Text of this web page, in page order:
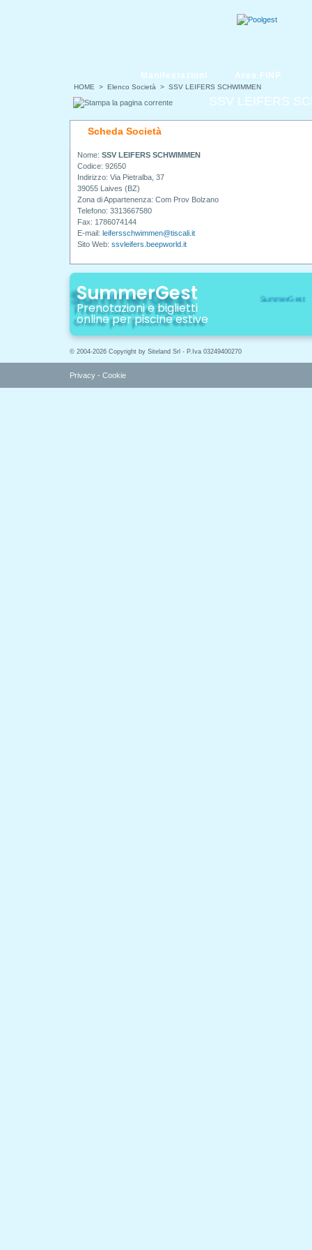
HOME > Elenco Società > SSV LEIFERS SCHWIMMEN
Manifestazioni Area FINP
SSV LEIFERS
Scheda Società
Nome: SSV LEIFERS SCHWIMMEN
Codice: 92650
Indirizzo: Via Pietralba, 37
39055 Laives (BZ)
Zona di Appartenenza: Com Prov Bolzano
Telefono: 3313667580
Fax: 1786074144
E-mail: leifersschwimmen@tiscali.it
Sito Web: ssvleifers.beepworld.it
SummerGest
Prenotazioni e biglietti
online per piscine estive
© 2004-2026 Copyright by Siteland Srl - P.Iva 03249400270
Privacy - Cookie